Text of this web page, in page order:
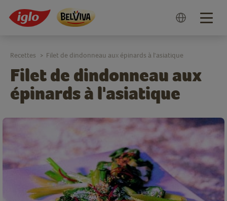
Filet de dindonneau aux
épinards à l'asiatique
Recettes > Filet de dindonneau aux épinards à l'asiatique